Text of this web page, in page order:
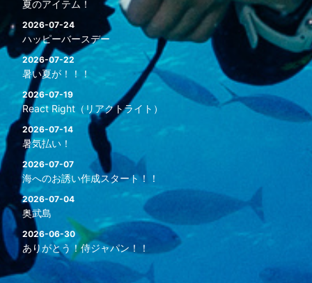
夏のアイテム！
2026-07-24
ハッピーバースデー
2026-07-22
暑い夏が！！！
2026-07-19
React Right（リアクトライト）
2026-07-14
暑気払い！
2026-07-07
海へのお誘い作成スタート！！
2026-07-04
奥武島
2026-06-30
ありがとう！侍ジャパン！！